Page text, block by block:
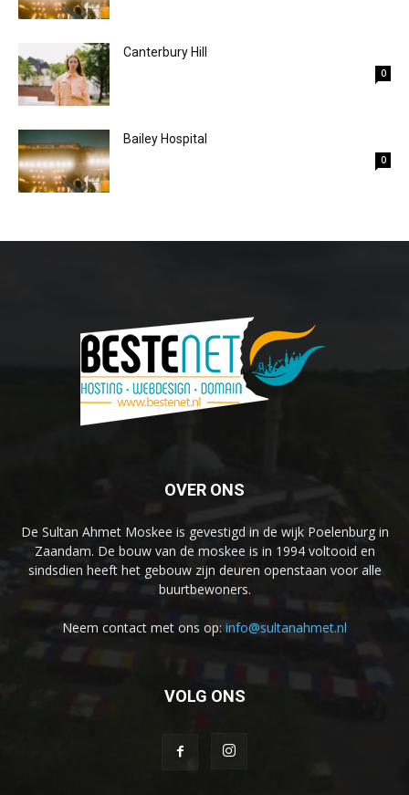
Canterbury Hill
0
Bailey Hospital
0
OVER ONS
De Sultan Ahmet Moskee is gevestigd in de wijk Poelenburg in
Zaandam. De bouw van de moskee is in 1994 voltooid en
sindsdien heeft het gebouw zijn deuren openstaan voor alle
buurtbewoners.
Neem contact met ons op: info@sultanahmet.nl
VOLG ONS